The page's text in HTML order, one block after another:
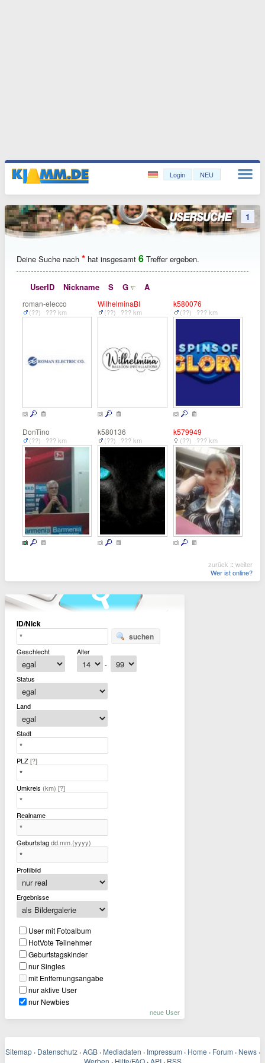
Login NEU
Deine Suche nach * hat insgesamt 6 Treffer ergeben.
UserID Nickname S G A
roman-elecco
(??) ??? km
WilhelminaBI
(??) ??? km
k580076
(??) ??? km
DonTino
(??) ??? km
k580136
(??) ??? km
k579949
(??) ??? km
zurück :: weiter
Wer ist online?
1
ID/Nick
suchen
Geschlecht
Alter
-
Status
Land
Stadt
PLZ[?]
Umkreis (km) [?]
Realname
Geburtstagdd.mm.(yyyy)
Profilbild
Ergebnisse
User mit Fotoalbum
HotVote Teilnehmer
Geburtstagskinder
nur Singles
mit Entfernungsangabe
nur aktive User
nur Newbies
neue User
Sitemap · Datenschutz · AGB · Mediadaten · Impressum · Home · Forum · News ·
Werben Hilfe/FAQ API RSS